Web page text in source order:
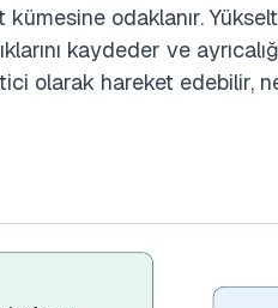
odaklanır.
kaydeder ve
olarak hareket edebilir,